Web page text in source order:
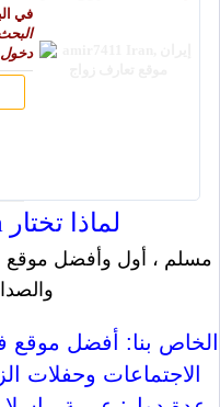
في
لماذا تختار moslimon.com؟
مسلم ، أول وأفضل موقع
الاجتماعات وحفلات